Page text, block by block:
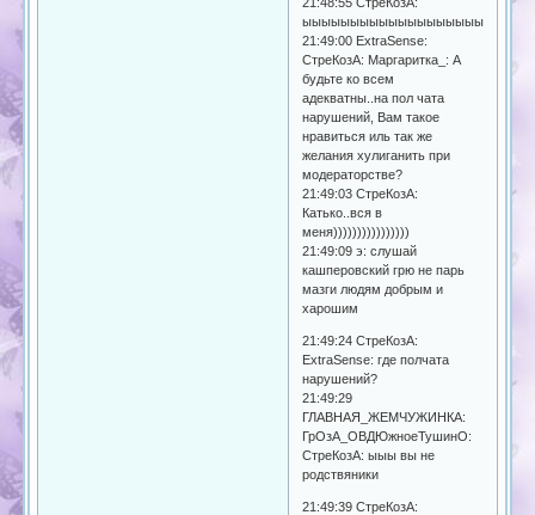
ыыыыыыыыыыыыыыыыыыыыы
21:49:00 ExtraSense:
СтреКозА: Маргаритка_: А
будьте ко всем
адекватны..на пол чата
нарушений, Вам такое
нравиться иль так же
желания хулиганить при
модераторстве?
21:49:03 СтреКозА:
Катько..вся в
меня))))))))))))))))
21:49:09 э: слушай
кашперовский грю не парь
мазги людям добрым и
харошим
21:49:24 СтреКозА:
ExtraSense: где полчата
нарушений?
21:49:29
ГЛАВНАЯ_ЖЕМЧУЖИНКА:
ГрОзА_ОВДЮжноеТушинО:
СтреКозА: ыыы вы не
родствяники
21:49:39 СтреКозА: